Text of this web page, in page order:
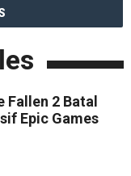
Fallen 2 Batal
Epic Games